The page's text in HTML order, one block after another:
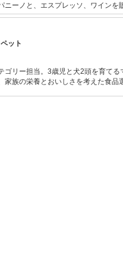
ニーノと、エスプレッソ、ワインを
つ閉店。 共同レシピ集2冊（「サンド
エーションブック」誠文堂新光社
ット
ゴリー担当。3歳児と犬2頭を育てる
族の栄養とおいしさを考えた食品